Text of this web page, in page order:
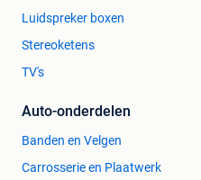
Luidspreker boxen
Stereoketens
TV's
Auto-onderdelen
Banden en Velgen
Carrosserie en Plaatwerk